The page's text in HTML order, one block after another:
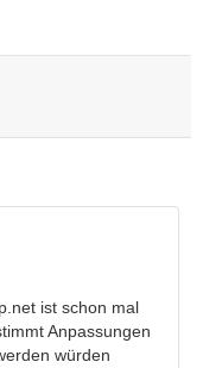
ist schon mal
Anpassungen
würden